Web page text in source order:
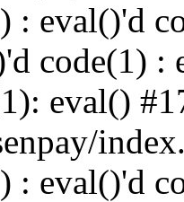
: eval()'d
code(1) :
eval()
: eval()'d